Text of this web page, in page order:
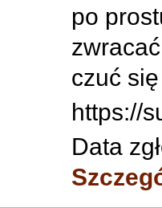
po
czuć
https://
Data